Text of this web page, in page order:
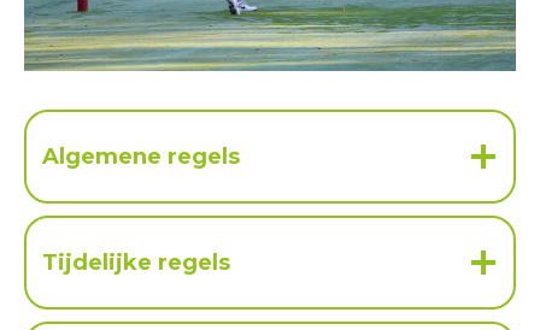
Algemene regels
Tijdelijke regels